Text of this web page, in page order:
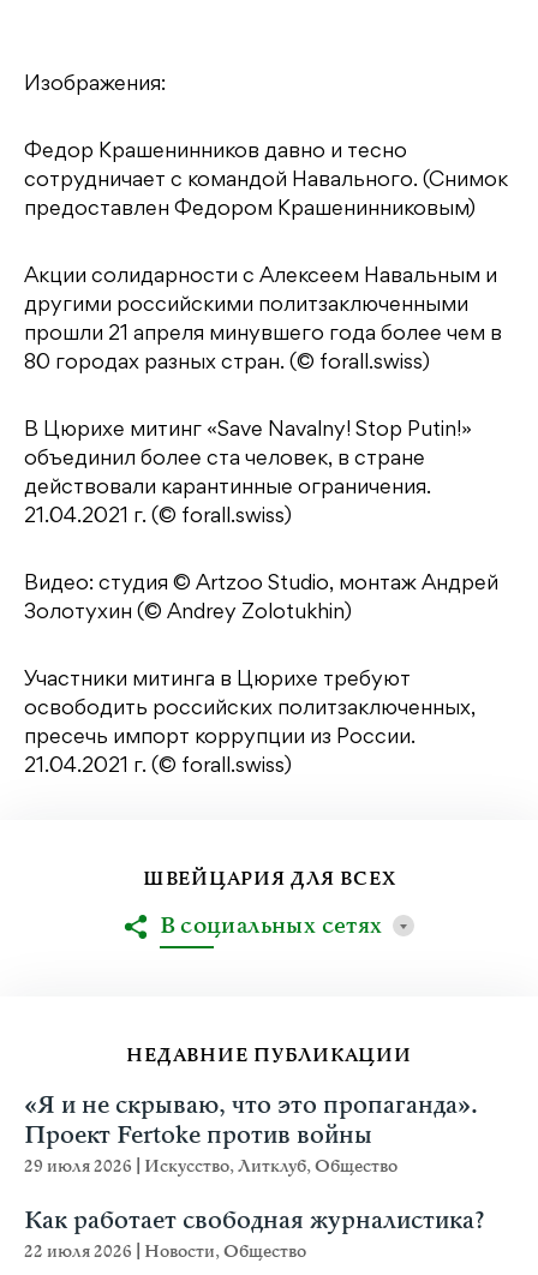
Изображения:
Федор Крашенинников давно и тесно
сотрудничает с командой Навального. (Снимок
предоставлен Федором Крашенинниковым)
Акции солидарности c Алексеем Навальным и
другими российскими политзаключенными
прошли 21 апреля минувшего года более чем в
80 городах разных стран. (© forall.swiss)
В Цюрихе митинг «Save Navalny! Stop Putin!»
объединил более ста человек, в стране
действовали карантинные ограничения.
21.04.2021 г. (© forall.swiss)
Видео: студия © Artzoo Studio, монтаж Андрей
Золотухин (© Andrey Zolotukhin)
Участники митинга в Цюрихе требуют
освободить российских политзаключенных,
пресечь импорт коррупции из России.
21.04.2021 г. (© forall.swiss)
НЕДАВНИЕ ПУБЛИКАЦИИ
«Я и не скрываю, что это пропаганда».
Проект Fertoke против войны
29 июля 2026 Искусство,Литклуб,Общество
Как работает свободная журналистика?
22 июля 2026 Новости,Общество
ШВЕЙЦАРИЯ ДЛЯ ВСЕХ
В социальных сетях